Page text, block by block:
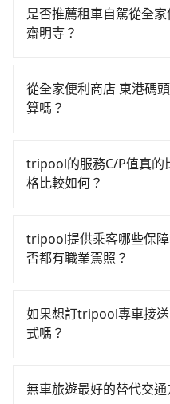
鐵較貴、費時，且難叫計
一直到21:54，左營-桃園
車程約59分鐘。抵達高鐵
於月台排隊的時間約20分
搭上小黃後約花52分鐘、
園市大溪區) 的目的地。
程車的密度為雙北的
難度是雙北大城市的300
車接送，則每人平均花
鐘。選擇搭乘高鐵而不預
乘車，也可參考tripool的
是否推薦租車自駕從全
齋明寺？
頭店周圍應該沒有半間租
搭車前往鄰近市區租車，
從全家便利商店 東港碼
算嗎？
灣大車隊和Yoxi，如果在
話至附近的計程車隊，如
$3,900。但如果你無法提
要注意屏東縣僅有合法計
費，約有29%會採現場議
免當場被坑受騙。綜合以
tripool的服務C/P值真的
格比較如何？
市場上稍具規模且合法經
主的台灣大車隊、大都會
單程接送與跨縣市計時包
也包括全家便利商店 東
tripool提供乘客哪些保
否都有職業駕照？
查，符合職業駕駛資格的
也都經過細心維護及保養
如果想訂tripool專車接
式嗎？
單，且絕無隱藏費用，若
無車旅遊最好的替代交通